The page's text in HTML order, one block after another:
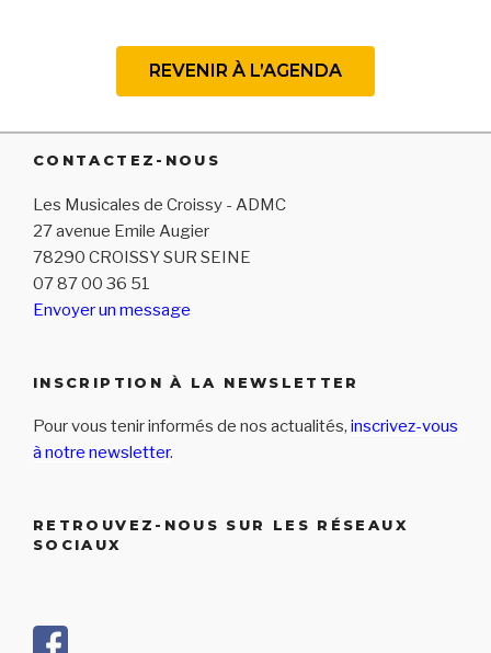
REVENIR À L’AGENDA
CONTACTEZ-NOUS
Les Musicales de Croissy - ADMC
27 avenue Emile Augier
78290 CROISSY SUR SEINE
07 87 00 36 51
Envoyer un message
INSCRIPTION À LA NEWSLETTER
Pour vous tenir informés de nos actualités, inscrivez-vous
à notre newsletter.
RETROUVEZ-NOUS SUR LES RÉSEAUX
SOCIAUX